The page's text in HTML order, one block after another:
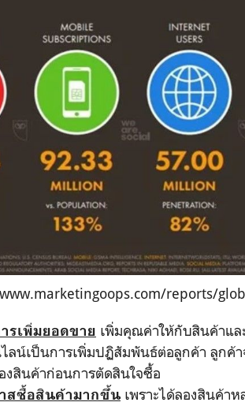
reports/
รเพิ่มยอดขาย เพิ่มคุณค่าให้กับสินค้าแล
ลน์เป็นการเพิ่มปฏิสัมพันธ์ต่อลูกค้า ลูกค้
งสินค้าก่อนการตัดสินใจซื้อ
สซื้อสินค้ามากขึ้นเพราะได้ลองสินค้า